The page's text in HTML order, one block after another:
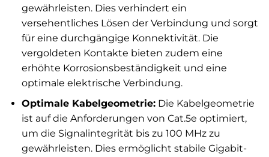
gewährleisten. Dies verhindert ein
versehentliches Lösen der Verbindung und sorgt
für eine durchgängige Konnektivität. Die
vergoldeten Kontakte bieten zudem eine
erhöhte Korrosionsbeständigkeit und eine
optimale elektrische Verbindung.
Optimale Kabelgeometrie:Die Kabelgeometrie
ist auf die Anforderungen von Cat.5e optimiert,
um die Signalintegrität bis zu 100 MHz zu
gewährleisten. Dies ermöglicht stabile Gigabit-